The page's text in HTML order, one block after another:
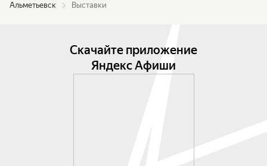
Альметьевск Выставки
Скачайте приложение
Яндекс Афиши